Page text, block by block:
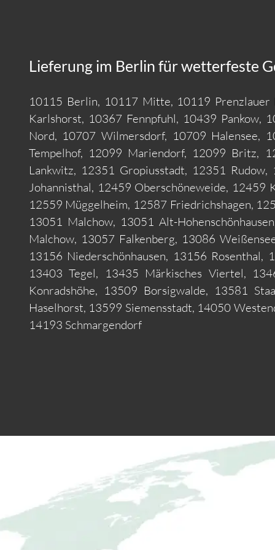
Lieferung im Berlin für wetterfeste
10115 Berlin, 10117 Mitte, 10119 Prenzlauer
Karlshorst, 10367 Fennpfuhl, 10439
Nord, 10707 Wilmersdorf, 10709 Halensee,
Tempelhof, 12099 Mariendorf, 12099 Britz,
Lankwitz, 12351 Gropiusstadt, 12351
Johannisthal, 12459 Oberschöneweide,
12559 Müggelheim, 12587 Friedrichshagen,
13051 Malchow, 13051 Alt-
Malchow, 13057 Falkenberg, 13086
13156 Niederschönhausen, 13156
13403 Tegel, 13435 Märkisches Viertel,
Konradshöhe, 13509 Borsigwalde, 13581
Haselhorst, 13599 Siemensstadt, 14050
14193 Schmargendorf